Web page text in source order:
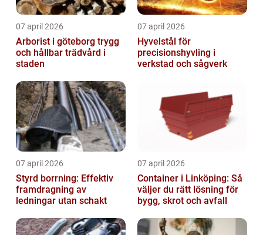
07 april 2026
Arborist i göteborg trygg
och hållbar trädvård i
staden
07 april 2026
Hyvelstål för
precisionshyvling i
verkstad och sågverk
07 april 2026
Styrd borrning: Effektiv
framdragning av
ledningar utan schakt
07 april 2026
Container i Linköping: Så
väljer du rätt lösning för
bygg, skrot och avfall